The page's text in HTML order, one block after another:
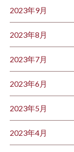
2023年9月
2023年8月
2023年7月
2023年6月
2023年5月
2023年4月